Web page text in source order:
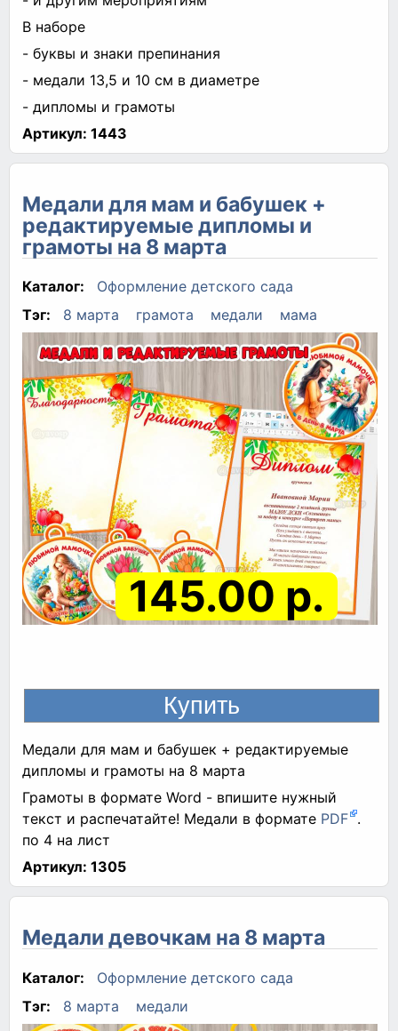
В наборе
- буквы и знаки препинания
- медали 13,5 и 10 см в диаметре
- дипломы и грамоты
Артикул: 1443
Медали для мам и бабушек +
редактируемые дипломы и
грамоты на 8 марта
Каталог:
Оформление детского сада
Тэг:
8 марта грамота медали мама
145.00 р.
Медали для мам и бабушек + редактируемые
дипломы и грамоты на 8 марта
Грамоты в формате Word - впишите нужный
текст и распечатайте! Медали в формате PDF .
по 4 на лист
Артикул: 1305
Медали девочкам на 8 марта
Каталог:
Оформление детского сада
Тэг:
8 марта медали